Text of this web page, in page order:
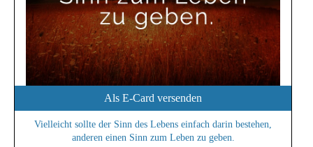
Als E-Card versenden
Vielleicht sollte der Sinn des Lebens einfach darin bestehen,
anderen einen Sinn zum Leben zu geben.